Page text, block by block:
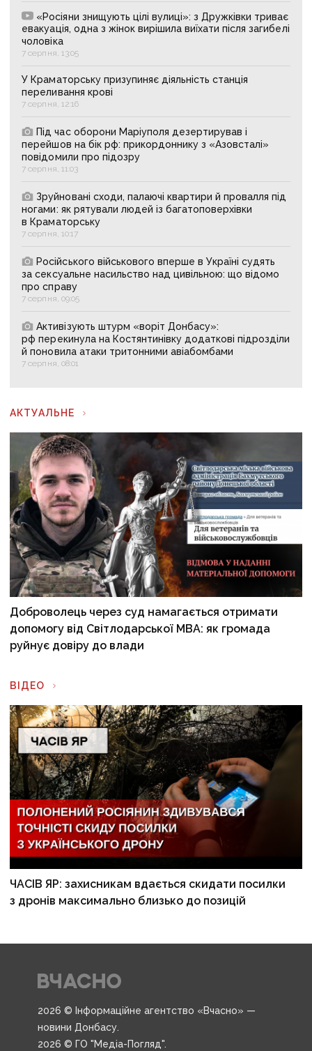
«Росіяни знищують цілі вулиці»: з Дружківки триває
евакуація, одна з жінок вирішила виїхати після загибелі
чоловіка
7 серпня, 13:05
У Краматорську призупиняє діяльність станція
переливання крові
7 серпня, 12:16
Під час оборони Маріуполя дезертирував і
перейшов на бік рф: прикордоннику з «Азовсталі»
повідомили про підозру
7 серпня, 11:03
Зруйновані сходи, палаючі квартири й провалля під
ногами: як рятували людей із багатоповерхівки
в Краматорську
7 серпня, 10:17
Російського військового вперше в Україні судять
за сексуальне насильство над цивільною: що відомо
про справу
7 серпня, 09:05
Активізують штурм «воріт Донбасу»:
рф перекинула на Костянтинівку додаткові підрозділи
й поновила атаки тритонними авіабомбами
7 серпня, 08:01
АКТУАЛЬНЕ
Доброволець через суд намагається отримати
допомогу від Світлодарської МВА: як громада
руйнує довіру до влади
ВІДЕО
ЧАСІВ ЯР: захисникам вдається скидати посилки
з дронів максимально близько до позицій
2026 © Інформаційне агентство «Вчасно» —
новини Донбасу.
2026 © ГО "Медіа-Погляд".